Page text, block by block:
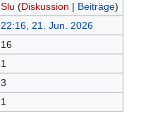
Slu (Diskussion | Beiträge)
22:16, 21. Jun. 2026
16
1
3
1